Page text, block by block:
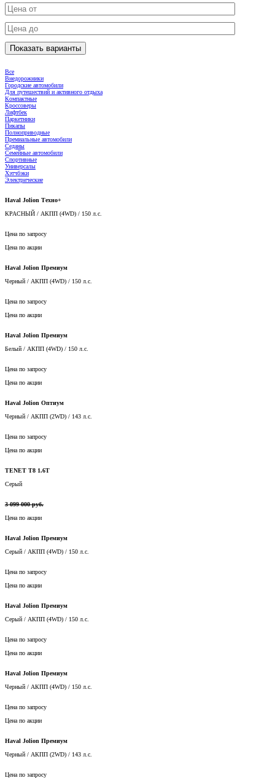
Внедорожники
Городские автомобили
Для путешествий и активного отдыха
Компактные
Кроссоверы
Лифтбек
Паркетники
Пикапы
Полноприводные
Премиальные автомобили
Седаны
Семейные автомобили
Спортивные
Универсалы
Хэтчбэки
Электрические
КРАСНЫЙ / АКПП (4WD) / 150 л.с.
Цена по акции
Черный / АКПП (4WD) / 150 л.с.
Цена по акции
Белый / АКПП (4WD) / 150 л.с.
Цена по акции
Черный / АКПП (2WD) / 143 л.с.
Цена по акции
Серый
Цена по акции
Серый / АКПП (4WD) / 150 л.с.
Цена по акции
Серый / АКПП (4WD) / 150 л.с.
Цена по акции
Черный / АКПП (4WD) / 150 л.с.
Цена по акции
Черный / АКПП (2WD) / 143 л.с.